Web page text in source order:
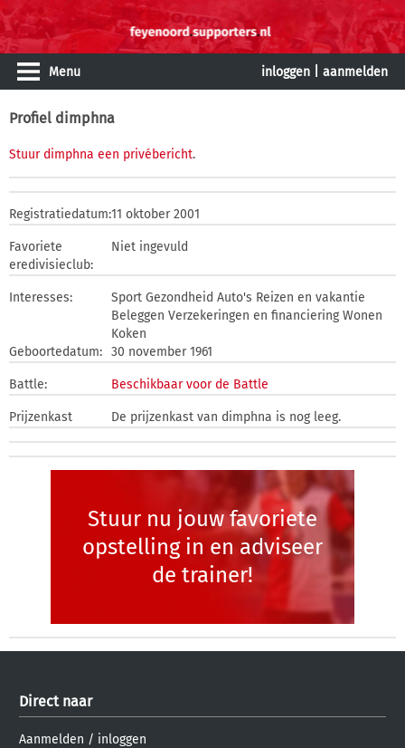
Menu inloggen aanmelden
Profiel dimphna
Stuur dimphna een privébericht.
Registratiedatum:11 oktober 2001
Favoriete
eredivisieclub:
Niet ingevuld
Interesses:
Sport Gezondheid Auto's Reizen en vakantie
Beleggen Verzekeringen en financiering Wonen
Koken
Geboortedatum: 30 november 1961
Battle: Beschikbaar voor de Battle
Prijzenkast De prijzenkast van dimphna is nog leeg.
Stuur nu jouw favoriete
opstelling in en adviseer
de trainer!
Direct naar
Aanmelden / inloggen